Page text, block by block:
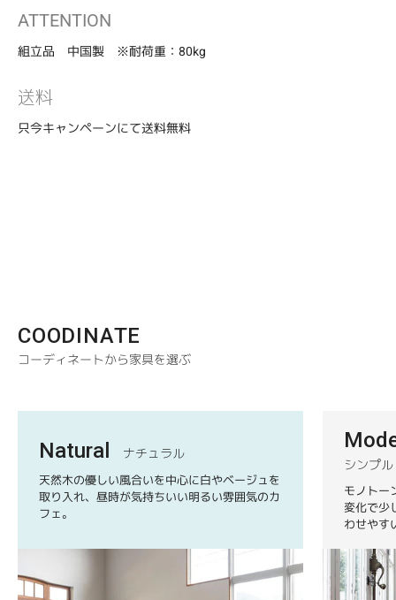
ATTENTION
組立品 中国製 ※耐荷重：80kg
送料
只今キャンペーンにて送料無料
COODINATE
コーディネートから家具を選ぶ
Natural ナチュラル
天然木の優しい風合いを中心に白やベージュを
取り入れ、昼時が気持ちいい明るい雰囲気のカ
フェ。
シンプル
モノトー
変化で少
わせやす